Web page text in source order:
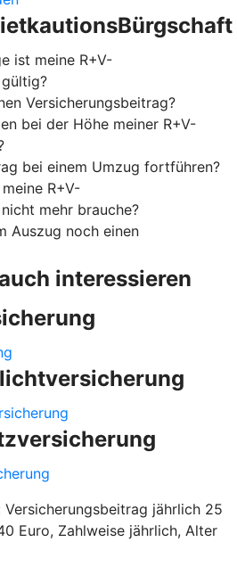
ist meine R+V-
Versicherungsbeitrag?
bei der Höhe meiner R+V-
bei einem Umzug fortführen?
R+V-
mehr brauche?
Auszug noch einen
interessieren
Versicherungsbeitrag jährlich 25
Euro, Zahlweise jährlich, Alter